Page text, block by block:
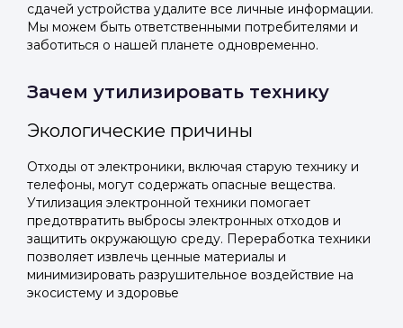
сдачей устройства удалите все личные информации.
Мы можем быть ответственными потребителями и
заботиться о нашей планете одновременно.
Зачем утилизировать технику
Экологические причины
Отходы от электроники, включая старую технику и
телефоны, могут содержать опасные вещества.
Утилизация электронной техники помогает
предотвратить выбросы электронных отходов и
защитить окружающую среду. Переработка техники
позволяет извлечь ценные материалы и
минимизировать разрушительное воздействие на
экосистему и здоровье